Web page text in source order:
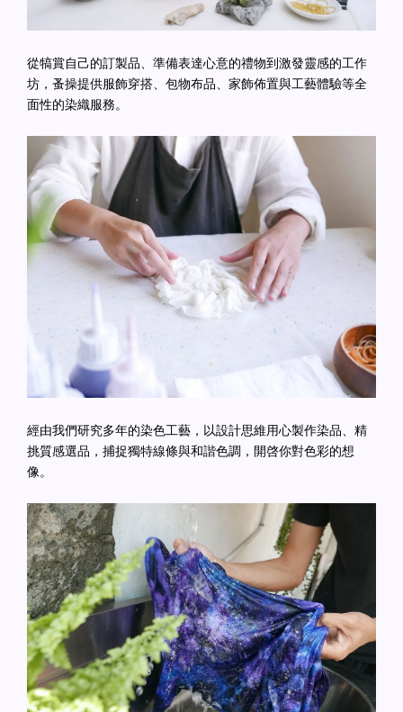
從犒賞自己的訂製品、準備表達心意的禮物到激發靈感的工作
坊，蚤操提供服飾穿搭、包物布品、家飾佈置與工藝體驗等全
面性的染織服務。
經由我們研究多年的染色工藝，以設計思維用心製作染品、精
挑質感選品，捕捉獨特線條與和諧色調，開啓你對色彩的想
像。